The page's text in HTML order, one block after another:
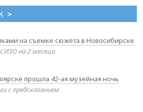
>
на съемке сюжета в Новосибирске
на 2 месяца
прошла 42-ая музейная ночь
с предсказанием